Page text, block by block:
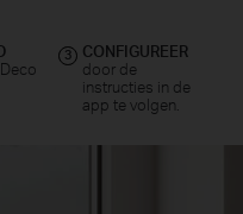
3
CONFIGUREER
door de
instructies in de
app te volgen.